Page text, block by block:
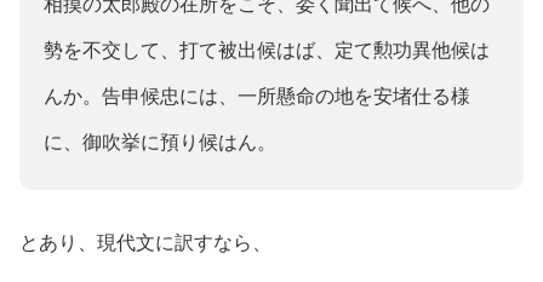
相摸の太郎殿の在所をこそ、委く聞出て候へ、他の
勢を不交して、打て被出候はば、定て勲功異他候は
んか。告申候忠には、一所懸命の地を安堵仕る様
に、御吹挙に預り候はん。
とあり、現代文に訳すなら、